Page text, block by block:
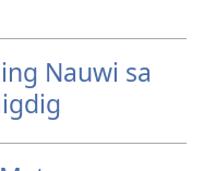
Nauwi sa